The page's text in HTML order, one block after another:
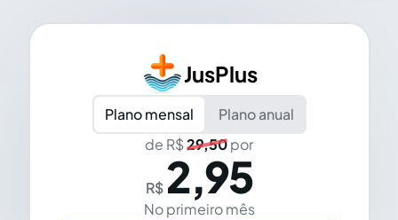
JusPlus
Plano mensal
Plano anual
de R$29,50por
R$ 2,95
No primeiro mês